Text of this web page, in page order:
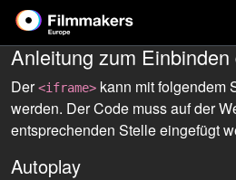
Anleitung zum
Der<iframe> kann mit folgendem
werden. Der Code muss auf der
entsprechenden Stelle eingefügt
Autoplay